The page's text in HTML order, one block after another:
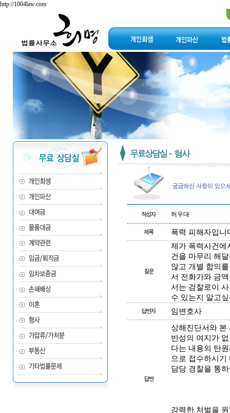
http://1004law.com
허우대
폭력 피해자입니
제가 폭력사건에
건을 마무리 해
않고 개별 합의
서 전화가와 금
서는 검찰로이
수 있는지 알고
임변호사
상해진단서와 본
반성의 여지가
다는 내용의 탄
으로 접수하시기
담당 경찰을 통
강력한 처벌을